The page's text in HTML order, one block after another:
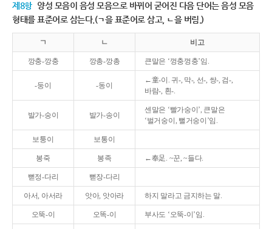
제8항 양성 모음이 음성 모음으로 바뀌어 굳어진 다음 단어는 음성 모음
형태를 표준어로 삼는다.(ㄱ을 표준어로 삼고, ㄴ을 버림.)
ㄱ ㄴ 비고
깡충-깡충 깡총-깡총 큰말은 ‘껑충껑충’임.
-둥이 -동이
←童-이. 귀-, 막-, 선-, 쌍-, 검-,
바람-, 흰-.
발가-숭이 발가-송이
센말은 ‘빨가숭이’, 큰말은
‘벌거숭이, 뻘거숭이’임.
보퉁이 보통이
봉죽 봉족 ←奉足. ~꾼, ~들다.
뻗정-다리 뻗장-다리
아서, 아서라 앗아, 앗아라 하지 말라고 금지하는 말.
오뚝-이 오똑-이 부사도 ‘오뚝-이’임.